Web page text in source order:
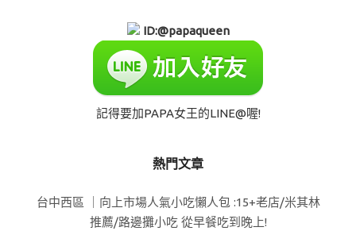
ID:@papaqueen
記得要加PAPA女王的LINE@喔!
熱門文章
台中西區 ｜向上市場人氣小吃懶人包 :15+老店/米其林
推薦/路邊攤小吃 從早餐吃到晚上!